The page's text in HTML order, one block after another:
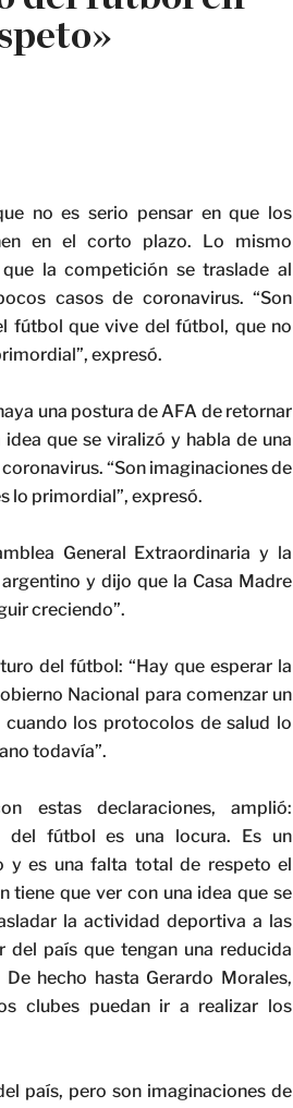
no es serio pensar en que los
en el corto plazo. Lo mismo
la competición se traslade al
casos de coronavirus. “Son
fútbol que vive del fútbol, que no
expresó.
una postura de AFA de retornar
que se viralizó y habla de una
“Son imaginaciones de
lo primordial”, expresó.
General Extraordinaria y la
y dijo que la Casa Madre
creciendo”.
del fútbol: “Hay que esperar la
Nacional para comenzar un
los protocolos de salud lo
todavía”.
estas declaraciones, amplió:
del fútbol es una locura. Es un
y es una falta total de respeto el
tiene que ver con una idea que se
la actividad deportiva a las
del país que tengan una reducida
hecho hasta Gerardo Morales,
clubes puedan ir a realizar los
país, pero son imaginaciones de